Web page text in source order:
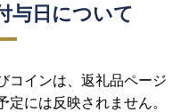
与日について
コインは、返礼品ページ
には反映されません。